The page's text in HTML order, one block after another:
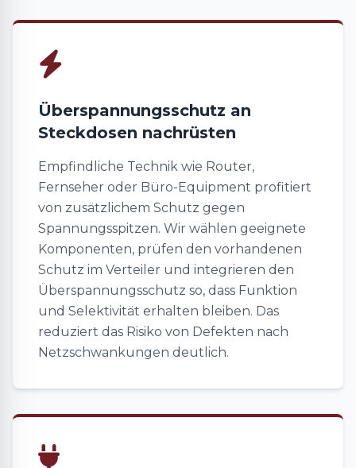
Überspannungsschutz an
Steckdosen nachrüsten
Empfindliche Technik wie Router,
Fernseher oder Büro-Equipment profitiert
von zusätzlichem Schutz gegen
Spannungsspitzen. Wir wählen geeignete
Komponenten, prüfen den vorhandenen
Schutz im Verteiler und integrieren den
Überspannungsschutz so, dass Funktion
und Selektivität erhalten bleiben. Das
reduziert das Risiko von Defekten nach
Netzschwankungen deutlich.